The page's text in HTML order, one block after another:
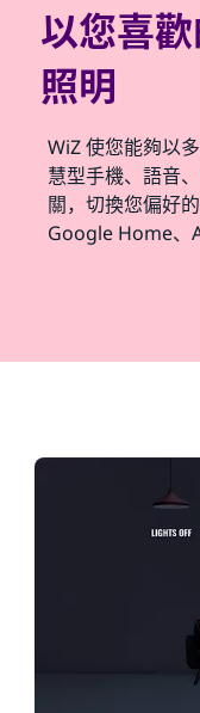
以您喜
照明
WiZ 使您能夠以
慧型手機、語音
關，切換您偏好
Google Home、